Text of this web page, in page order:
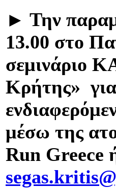
► Την
13.00 στο
σεμινάριο
Κρήτης»
μέσω της
Run Greece